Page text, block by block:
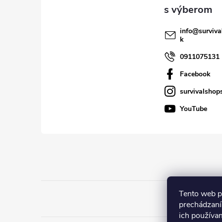
Tento web
ich
info@
k
0911075131
Facebook
YouTube